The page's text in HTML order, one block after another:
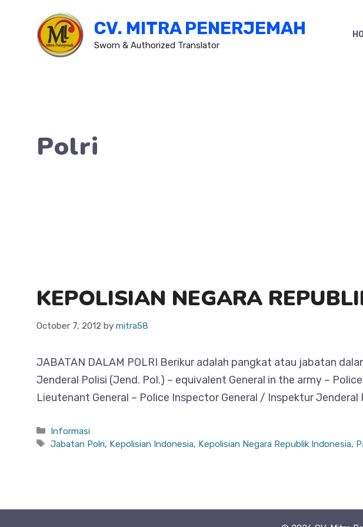
content
CV. MITRA PENERJEMAH
Sworn & Authorized Translator
Polri
KEPOLISIAN NEGARA
October 7, 2012 by mitra58
JABATAN DALAM POLRI Berikur adalah pangkat atau jabatan
Jenderal Polisi (Jend. Pol.) – equivalent General in the army –
Lieutenant General – Police Inspector General / Inspektur Jenderal
Categories
Informasi
Tags
Jabatan Polri, Kepolisian Indonesia, Kepolisian Negara Republik Indonesia,